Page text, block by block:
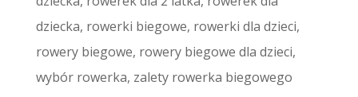
dziecka, rowerki biegowe, rowerki dla dzieci,
rowery biegowe, rowery biegowe dla dzieci,
wybór rowerka, zalety rowerka biegowego